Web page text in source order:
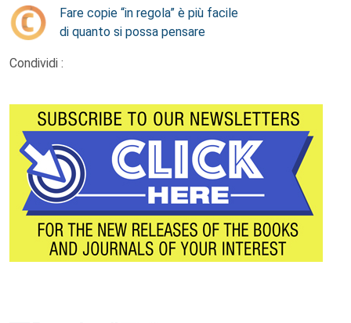
Fare copie “in regola” è più facile
di quanto si possa pensare
Condividi :